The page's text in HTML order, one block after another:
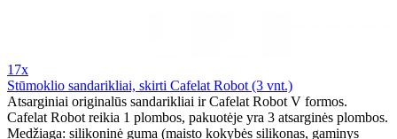
17x
Stūmoklio sandarikliai, skirti Cafelat Robot (3 vnt.)
Atsarginiai originalūs sandarikliai ir Cafelat Robot V formos.
Cafelat Robot reikia 1 plombos, pakuotėje yra 3 atsarginės plombos.
Medžiaga: silikoninė guma (maisto kokybės silikonas, gaminys